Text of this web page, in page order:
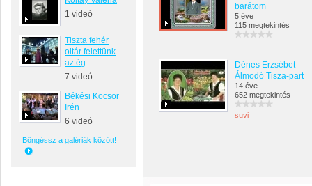
1 videó
Tiszta fehér
oltár felettünk
az ég
7 videó
Békési Kocsor
Irén
6 videó
Böngéssz a galériák között!
barátom
5 éve
115 megtekintés
Dénes Erzsébet -
Álmodó Tisza-part
14 éve
652 megtekintés
suvi